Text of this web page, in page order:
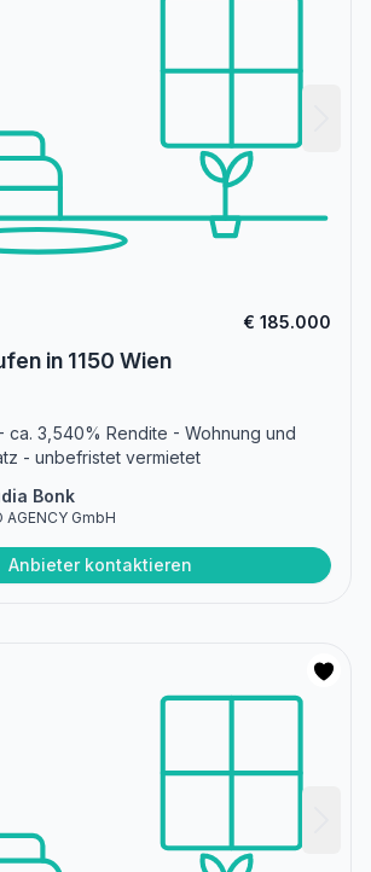
€ 185.000
in 1150 Wien
- ca. 3,540% Rendite - Wohnung und
- unbefristet vermietet
Bonk
AGENCY GmbH
Anbieter kontaktieren